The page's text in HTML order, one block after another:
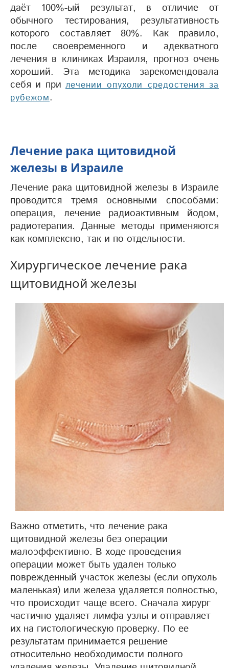
даёт 100%-ый результат, в отличие от
обычного тестирования, результативность
которого составляет 80%. Как правило,
после своевременного и адекватного
лечения в клиниках Израиля, прогноз очень
хороший. Эта методика зарекомендовала
себя и при лечении опухоли средостения за
рубежом.
Лечение рака щитовидной
железы в Израиле
Лечение рака щитовидной железы в Израиле
проводится тремя основными способами:
операция, лечение радиоактивным йодом,
радиотерапия. Данные методы применяются
как комплексно, так и по отдельности.
Хирургическое лечение рака
щитовидной железы
Важно отметить, что лечение рака
щитовидной железы без операции
малоэффективно. В ходе проведения
операции может быть удален только
поврежденный участок железы (если опухоль
маленькая) или железа удаляется полностью,
что происходит чаще всего. Сначала хирург
частично удаляет лимфа узлы и отправляет
их на гистологическую проверку. По ее
результатам принимается решение
относительно необходимости полного